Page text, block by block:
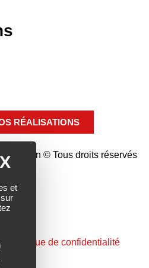
et
X MASQUER LE
RÉALISATIONS
© Tous droits réservés
Sens
Politique de confidentialité